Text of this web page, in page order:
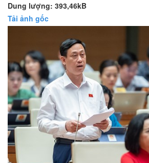
Dung lượng: 393,46kB
Tải ảnh gốc